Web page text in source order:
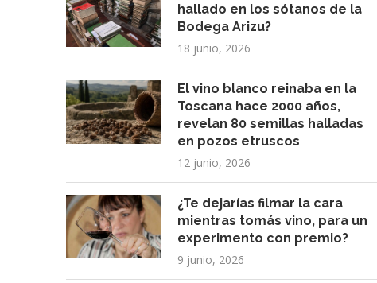
hallado en los sótanos de la
Bodega Arizu?
18 junio, 2026
El vino blanco reinaba en la
Toscana hace 2000 años,
revelan 80 semillas halladas
en pozos etruscos
12 junio, 2026
¿Te dejarías filmar la cara
mientras tomás vino, para un
experimento con premio?
9 junio, 2026